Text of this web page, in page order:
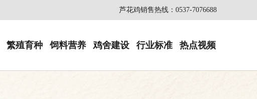
芦花鸡销售热线：0537-7076688
繁殖育种 饲料营养 鸡舍建设 行业标准 热点视频